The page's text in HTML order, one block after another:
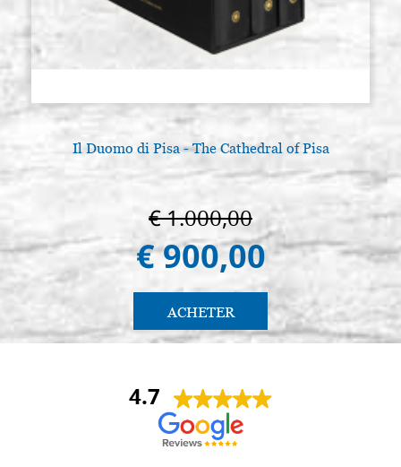
Il Duomo di Pisa - The Cathedral of Pisa
€ 1.000,00
€ 900,00
ACHETER
4.7